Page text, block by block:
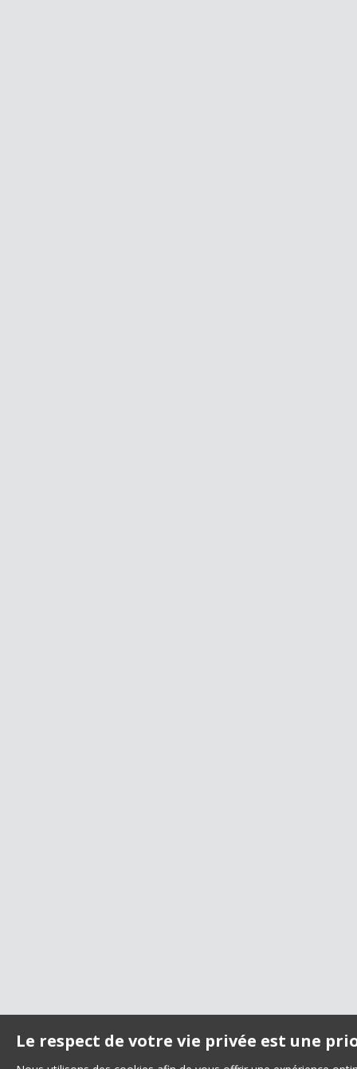
Le respect de votre vie privée est une